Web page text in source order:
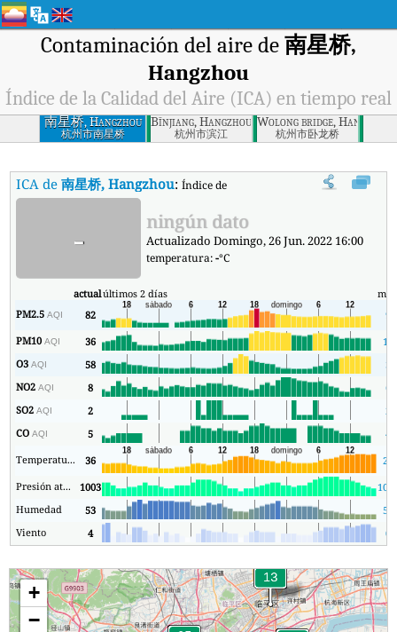
Contaminación del aire de 南星桥,
Hangzhou
Índice de la Calidad del Aire (ICA) en tiempo real
南星桥, Hangzhou
杭州市南星桥
Bīnjiang, Hangzhou
杭州市滨江
Wolong bridge, Hangzhou
杭州市卧龙桥
ICA de南星桥, Hangzhou:Índice de la Calidad del Aire (ICA) de 南星
- ningún dato
Actualizado Domingo, 26 Jun. 2022 16:00
temperatura:-°C
actualúltimos 2 días
PM2.5AQI 82
9
PM10AQI 36
15
O3AQI 58
3
NO2AQI 8
6
SO2AQI 2
2
COAQI 5
4
Temperatura.
36
25
Presión atmosférica
1003
Humedad
53
53
Viento
4 0
+
−